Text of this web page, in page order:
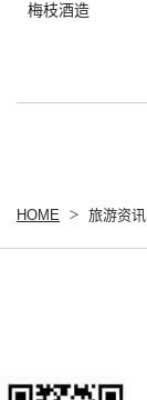
梅枝酒造
HOME 旅游资讯